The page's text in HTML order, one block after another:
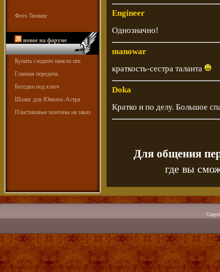
Фото Тюнинг
новое на форуме
Купить сэндвич панели ппс
Главная передача.
Беседки под ключ
Шланг для Юнилос-Астра
Пластиковые понтоны на заказ
Engineer
Однозначно!
manowar
краткость-сестра таланта
Doka
Кратко и по делу. Большое
Для общения
где вы